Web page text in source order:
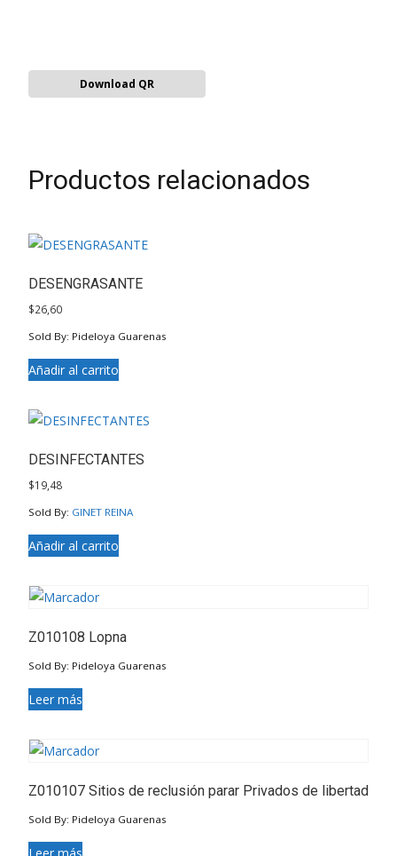
Download QR
Productos relacionados
DESENGRASANTE
$26,60
Sold By: Pideloya Guarenas
Añadir al carrito
DESINFECTANTES
$19,48
Sold By: GINET REINA
Añadir al carrito
Z010108 Lopna
Sold By: Pideloya Guarenas
Leer más
Z010107 Sitios de reclusión parar Privados de libertad
Sold By: Pideloya Guarenas
Leer más